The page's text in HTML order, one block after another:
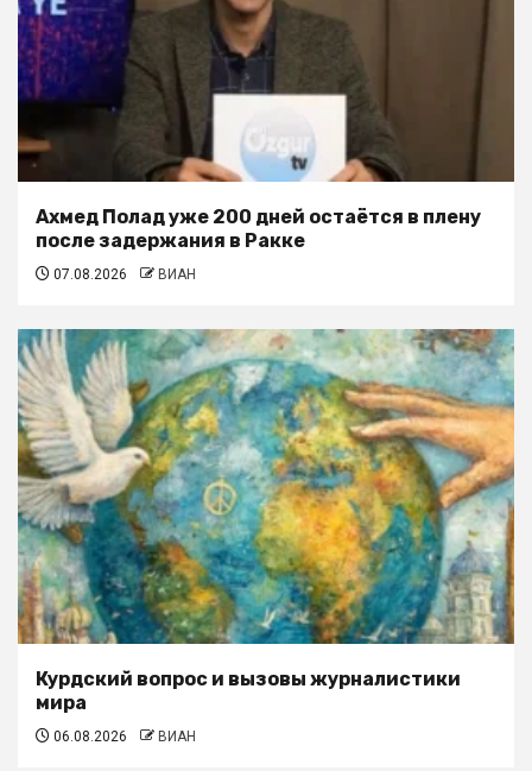
Ахмед Полад уже 200 дней остаётся в плену
после задержания в Ракке
07.08.2026 ВИАН
Курдский вопрос и вызовы журналистики
мира
06.08.2026 ВИАН